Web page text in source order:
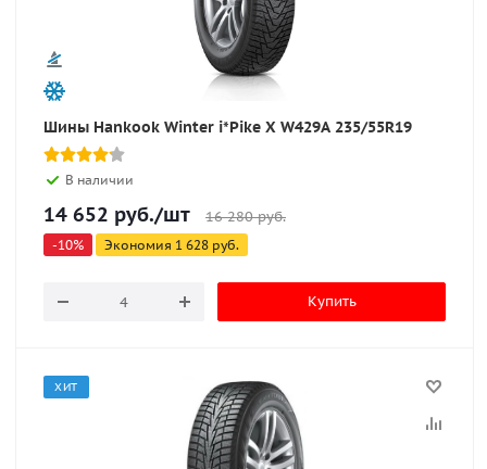
Шины Hankook Winter i*Pike X W429A 235/55R19
В наличии
14 652 руб./шт 16 280руб.
-10% Экономия 1 628 руб.
Купить
ХИТ